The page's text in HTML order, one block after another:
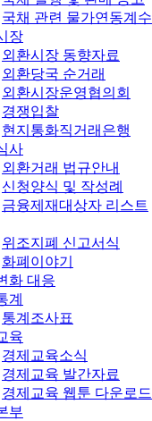
국채 관련 물가연동계수
장
외환시장 동향자료
외환당국 순거래
외환시장운영협의회
경쟁입찰
현지통화직거래은행
사
외환거래 법규안내
신청양식 및 작성례
금융제재대상자 리스트
위조지폐 신고서식
화폐이야기
화 대응
계
통계조사표
육
경제교육소식
경제교육 발간자료
경제교육 웹툰 다운로드
부